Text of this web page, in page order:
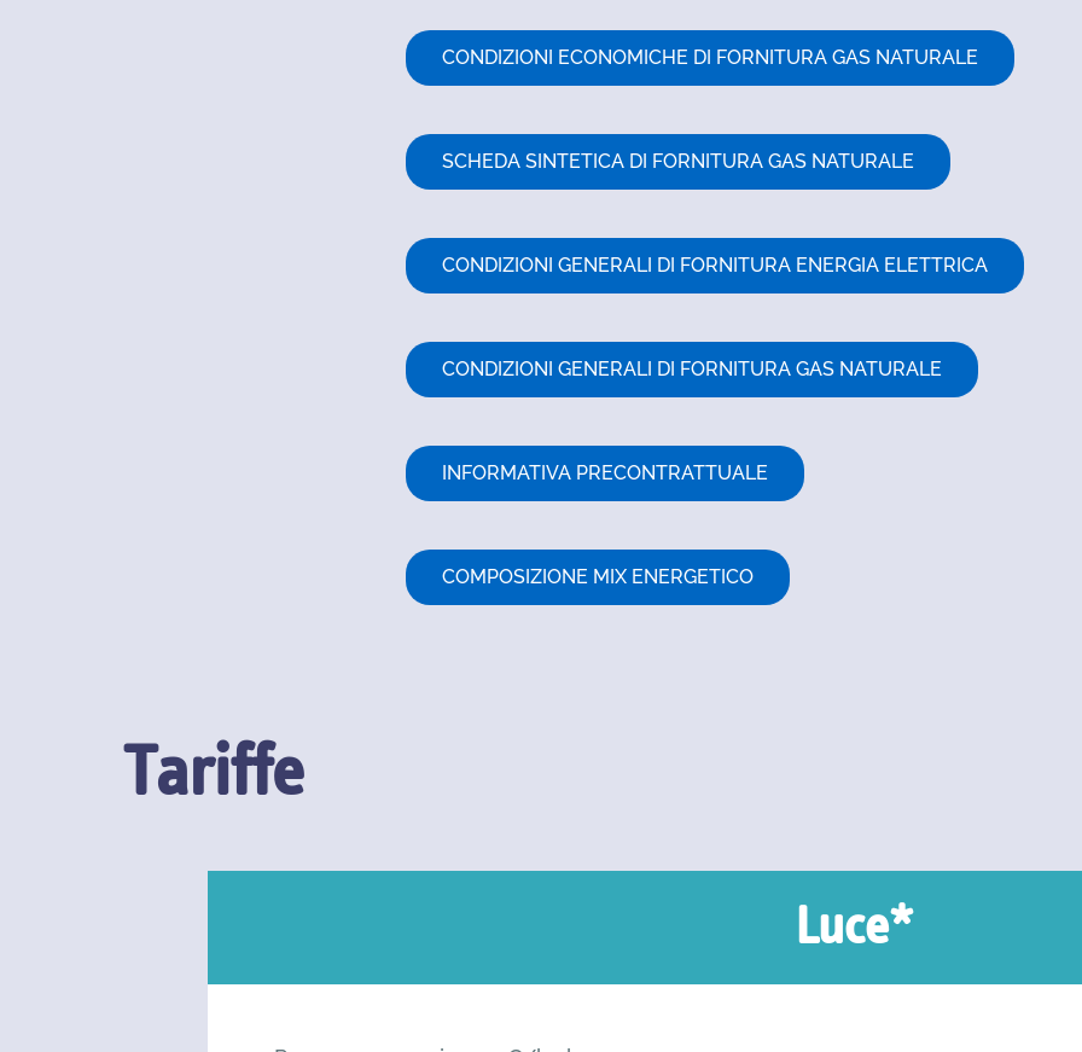
CONDIZIONI ECONOMICHE DI FORNITURA GAS NATURALE
SCHEDA SINTETICA DI FORNITURA GAS NATURALE
CONDIZIONI GENERALI DI FORNITURA ENERGIA ELETTRICA
CONDIZIONI GENERALI DI FORNITURA GAS NATURALE
INFORMATIVA PRECONTRATTUALE
COMPOSIZIONE MIX ENERGETICO
Tariffe
Luce*